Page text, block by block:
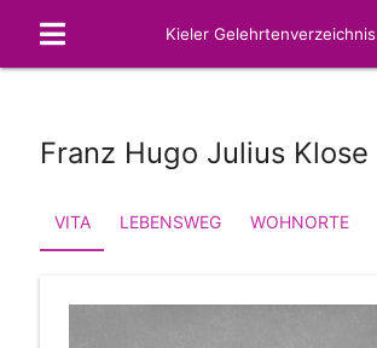
Kieler Gelehrtenverzeichnis
Franz Hugo Julius Klose
VITA LEBENSWEG WOHNORTE